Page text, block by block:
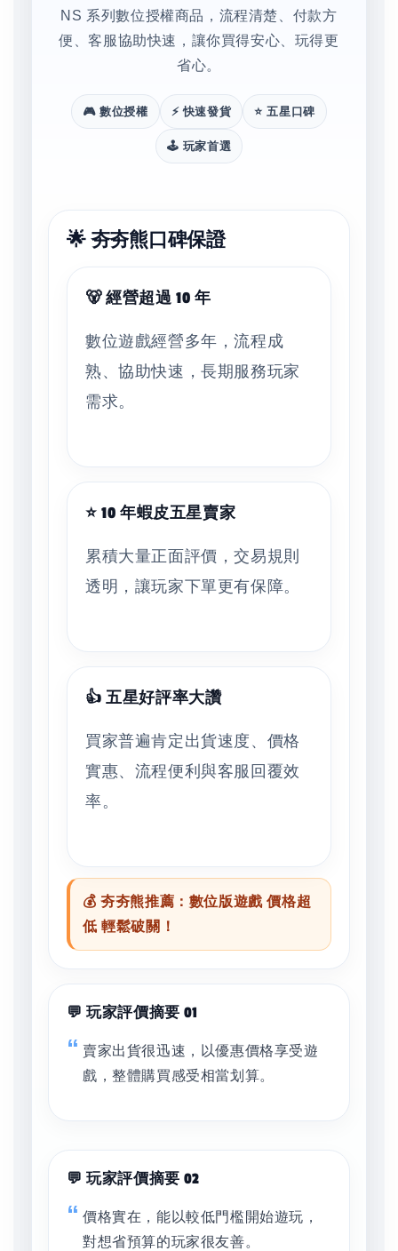
NS 系列數位授權商品，流程清楚、付款方
便、客服協助快速，讓你買得安心、玩得更
省心。
🎮 數位授權 ⚡ 快速發貨 ⭐ 五星口碑
🕹️ 玩家首選
🌟 夯夯熊口碑保證
🐻 經營超過 10 年
數位遊戲經營多年，流程成
熟、協助快速，長期服務玩家
需求。
⭐ 10 年蝦皮五星賣家
累積大量正面評價，交易規則
透明，讓玩家下單更有保障。
👍 五星好評率大讚
買家普遍肯定出貨速度、價格
實惠、流程便利與客服回覆效
率。
💰 夯夯熊推薦：數位版遊戲 價格超
低 輕鬆破關！
💬 玩家評價摘要 01
賣家出貨很迅速，以優惠價格享受遊
戲，整體購買感受相當划算。
💬 玩家評價摘要 02
價格實在，能以較低門檻開始遊玩，
對想省預算的玩家很友善。